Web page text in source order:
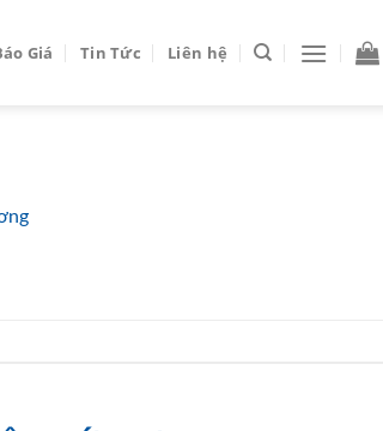
Giá Tin Tức Liên hệ